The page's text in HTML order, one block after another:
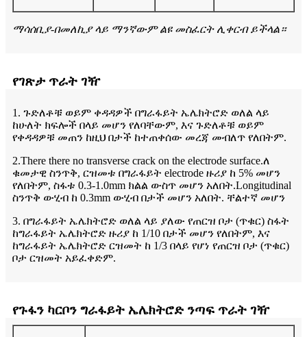
ማሳሰቢያ-በመለኪያ ላይ ማንኛውም ልዩ መስፈርት ሊቀርብ ይችላል።
የገጽታ ጥራት ገዥ
1. ጉድለቶቹ ወይም ቀዳዳዎች በግራፋይት ኤሌክትሮድ ወለል ላይ
ከሁለት ክፍሎች በላይ መሆን የለባቸውም, እና ጉድለቶቹ ወይም
የቀዳዳዎቹ መጠን ከዚህ በታች ከተጠቀሰው መረጃ መብለጥ የለበትም.
2.There there no transverse crack on the electrode surface.ለ
ቁመታዊ ስንጥቅ, ርዝመቱ በግራፋይት electrode ዙሪያ ከ 5% መሆን
የለበትም, ስፋቱ 0.3-1.0mm ክልል ውስጥ መሆን አለበት.Longitudinal
ስንጥቅ ውሂብ ከ 0.3mm ውሂብ በታች መሆን አለበት. ቸልተኛ መሆን
3. በግራፋይት ኤሌክትሮድ ወለል ላይ ያለው የጠርዝ ቦታ (ጥቁር) ስፋት
ከግራፋይት ኤሌክትሮድ ዙሪያ ከ 1/10 በታች መሆን የለበትም, እና
ከግራፋይት ኤሌክትሮድ ርዝመት ከ 1/3 በላይ የሆነ የጠርዝ ቦታ (ጥቁር)
ቦታ ርዝመት አይፈቀድም.
የጉፋን ካርቦን ግራፋይት ኤሌክትሮድ ንጣፍ ጥራት ገዥ